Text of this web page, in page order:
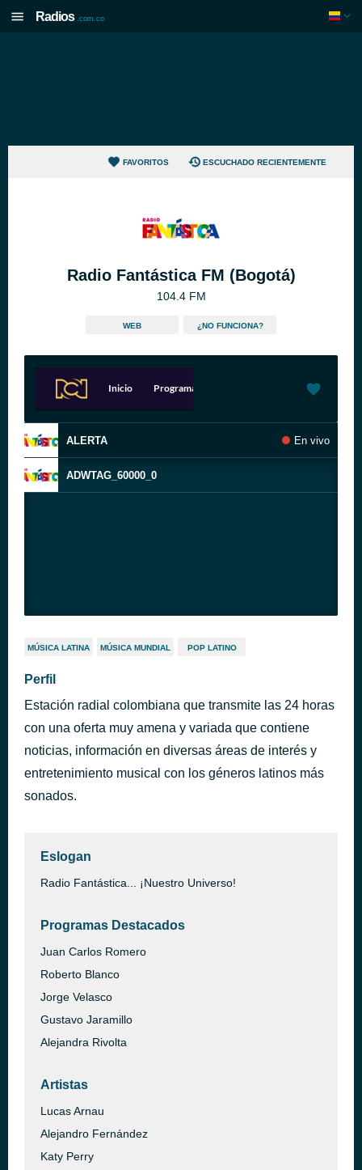
Radios .com.co
FAVORITOS ESCUCHADO RECIENTEMENTE
Radio Fantástica FM (Bogotá)
104.4 FM
WEB ¿NO FUNCIONA?
ALERTA En vivo
ADWTAG_60000_0
MÚSICA LATINA MÚSICA MUNDIAL POP LATINO
Perfil
Estación radial colombiana que transmite las 24 horas
con una oferta muy amena y variada que contiene
noticias, información en diversas áreas de interés y
entretenimiento musical con los géneros latinos más
sonados.
Eslogan
Radio Fantástica... ¡Nuestro Universo!
Programas Destacados
Juan Carlos Romero
Roberto Blanco
Jorge Velasco
Gustavo Jaramillo
Alejandra Rivolta
Artistas
Lucas Arnau
Alejandro Fernández
Katy Perry